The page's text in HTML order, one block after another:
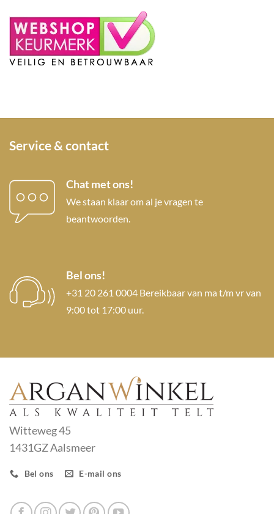
Service & contact
Chat met ons!
We staan klaar om al je vragen te
beantwoorden.
Bel ons!
+31 20 261 0004 Bereikbaar van ma t/m vr van
9:00 tot 17:00 uur.
Witteweg 45
1431GZ Aalsmeer
Bel ons E-mail ons